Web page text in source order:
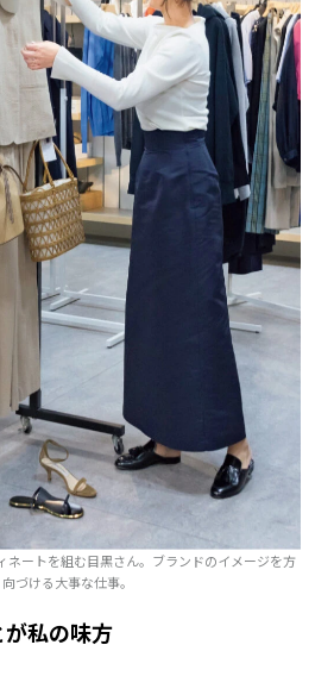
ネートを組む目黒さん。ブランドのイメージを方
向づける大事な仕事。
私の味方